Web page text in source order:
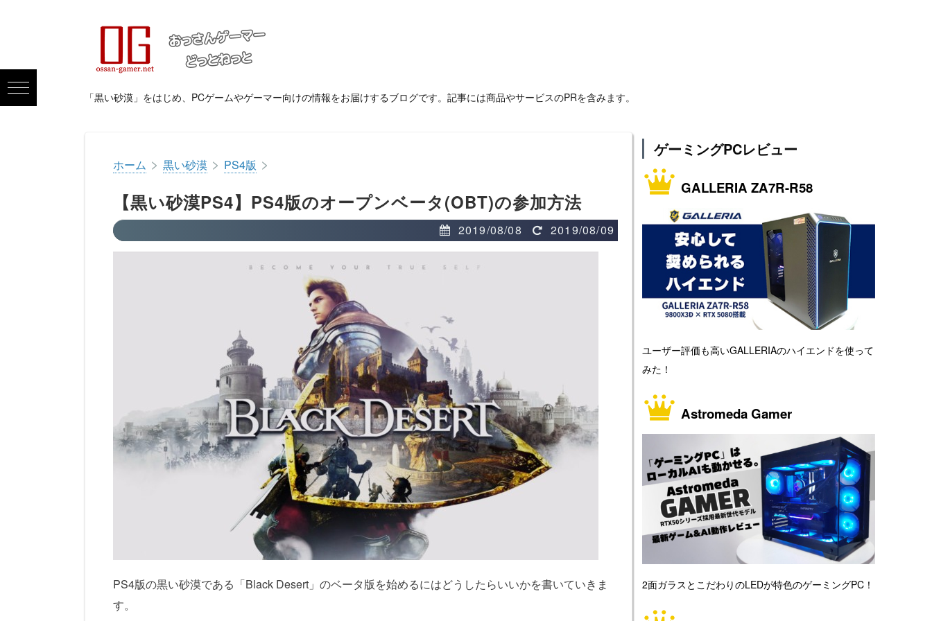
「黒い砂漠」をはじめ、PCゲームやゲーマー向けの情報をお届けするブログです。記事には商品やサービスのPRを含みます。
ホーム > 黒い砂漠 > PS4版 >
【黒い砂漠PS4】PS4版のオープンベータ(OBT)の参加方法
2019/08/08 2019/08/09
PS4版の黒い砂漠である「Black Desert」のベータ版を始めるにはどうしたらいいかを書いていきま
す。
ゲーミングPCレビュー
GALLERIA ZA7R-R58
ユーザー評価も高いGALLERIAのハイエンドを使って
みた！
Astromeda Gamer
2面ガラスとこだわりのLEDが特色のゲーミングPC！